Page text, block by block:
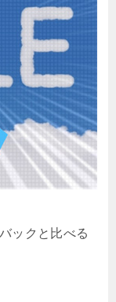
ックと比べる